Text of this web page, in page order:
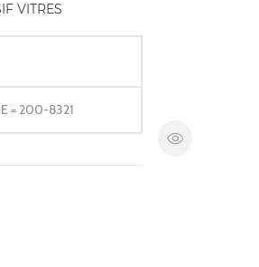
VITRES
= 200-8321